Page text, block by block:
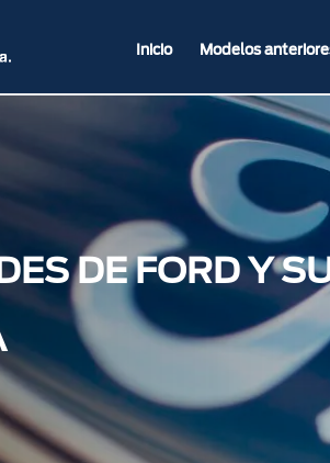
Inicio Modelos
DE FORD Y